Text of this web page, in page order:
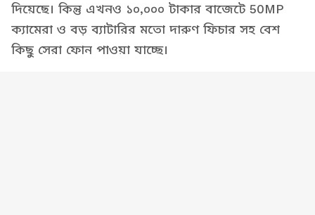
দিয়েছে। কিন্তু এখনও ১০,০০০ টাকার বাজেটে 50MP
ক্যামেরা ও বড় ব্যাটারির মতো দারুণ ফিচার সহ বেশ
কিছু সেরা ফোন পাওয়া যাচ্ছে।